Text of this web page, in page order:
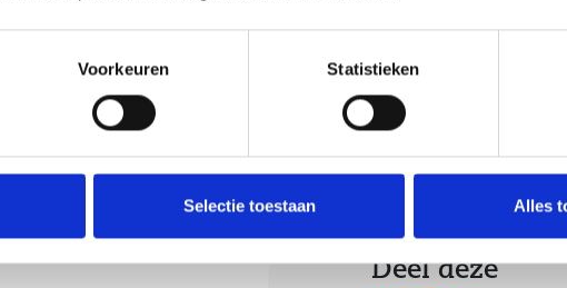
Voorkeuren Statistieken
Selectie toestaan Alles
over een
eigen
Deel deze